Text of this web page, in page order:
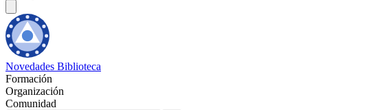
Novedades Biblioteca
Formación
Organización
Comunidad